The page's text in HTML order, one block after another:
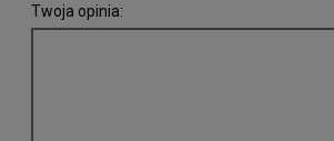
Twoja opinia: